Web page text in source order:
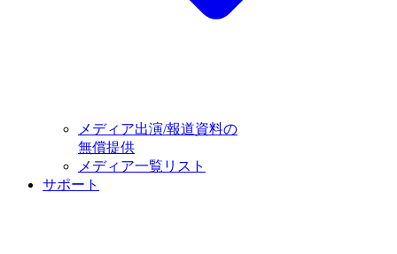
メディア出演/報道資料の
無償提供
メディア一覧リスト
サポート